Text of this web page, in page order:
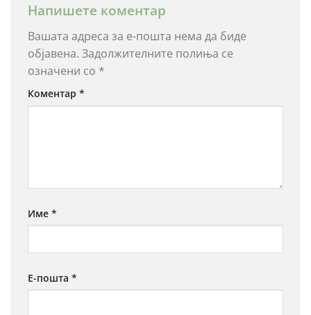
Напишете коментар
Вашата адреса за е-пошта нема да биде
објавена. Задолжителните полиња се
означени со *
Коментар *
Име *
Е-пошта *